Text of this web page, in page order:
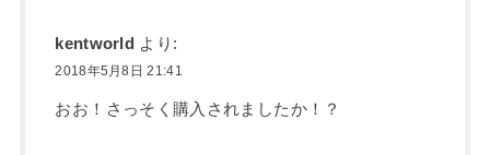
kentworld より:
2018年5月8日 21:41
おお！さっそく購入されましたか！？